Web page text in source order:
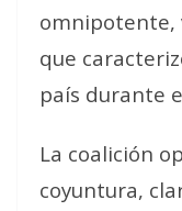
omnipotente,
que
país durante
La coalición
coyuntura,